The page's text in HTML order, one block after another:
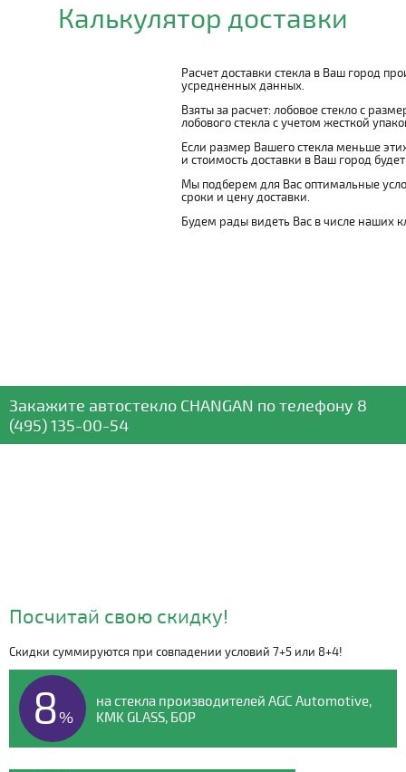
Калькулятор доставки
Расчет доставки стекла в Ваш город
усредненных данных.
Взяты за расчет: лобовое стекло с
лобового стекла с учетом жесткой
Если размер Вашего стекла меньше
и стоимость доставки в Ваш город
Мы подберем для Вас оптимальные
сроки и цену доставки.
Будем рады видеть Вас в числе наших
Закажите автостекло CHANGAN по телефону 8
(495) 135-00-54
Видео о компании
Посчитай свою скидку!
Скидки суммируются при совпадении условий 7+5 или 8+4!
8%
на стекла производителей AGC Automotive,
KMK GLASS, БОР